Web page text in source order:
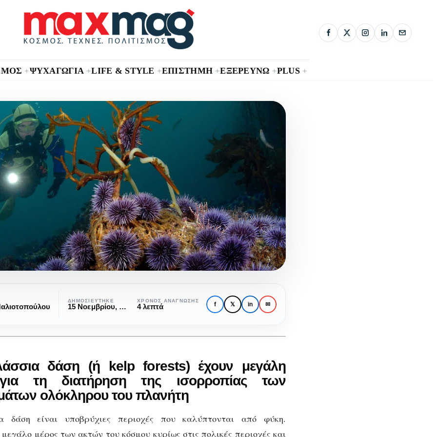
+ΨΥΧΑΓΩΓΙΑ +LIFE & STYLE +ΕΠΙΣΤΗΜΗ +ΕΞΕΡΕΥΝΩ +PLUS +
ΠΕΡΙΒΆΛΛΟΝ
υποθαλάσσια δάση
κινδυνεύουν: το
παράδειγμα της Β.
ΔΗΜΟΣΙΕΎΤΗΚΕ
15 Νοεμβρίου, 2020
ΧΡΌΝΟΣ ΑΝΆΓΝΩΣΗΣ
4 λεπτά f 𝕏 in ✉
δάση (ή kelp forests) έχουν μεγάλη
τη διατήρηση της ισορροπίας των
ολόκληρου του πλανήτη
δάση είναι υποβρύχιες περιοχές που καλύπτονται από φύκη.
μέρος των ακτών του κόσμου κυρίως στις πολικές περιοχές και